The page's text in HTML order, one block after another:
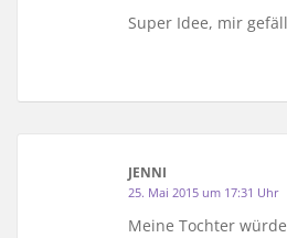
Super Idee, mir
JENNI
25. Mai 2015 um 17:31 Uhr
Meine Tochter